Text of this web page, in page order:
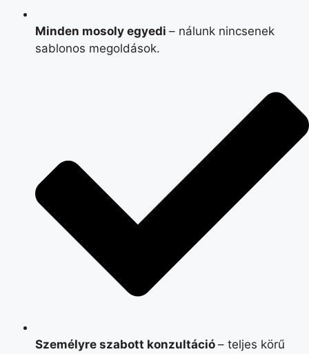
Minden mosoly egyedi – nálunk nincsenek
sablonos megoldások.
Személyre szabott konzultáció – teljes körű